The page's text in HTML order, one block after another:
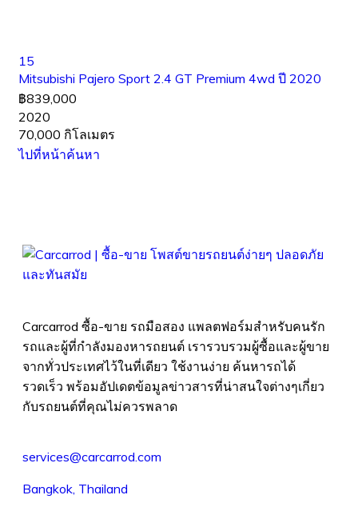
15
Mitsubishi Pajero Sport 2.4 GT Premium 4wd ปี 2020
฿839,000
2020
70,000 กิโลเมตร
ไปที่หน้าค้นหา
Carcarrod ซื้อ-ขาย รถมือสอง แพลตฟอร์มสำหรับคนรัก
รถและผู้ที่กำลังมองหารถยนต์ เรารวบรวมผู้ซื้อและผู้ขาย
จากทั่วประเทศไว้ในที่เดียว ใช้งานง่าย ค้นหารถได้
รวดเร็ว พร้อมอัปเดตข้อมูลข่าวสารที่น่าสนใจต่างๆเกี่ยว
กับรถยนต์ที่คุณไม่ควรพลาด
services@carcarrod.com
Bangkok, Thailand